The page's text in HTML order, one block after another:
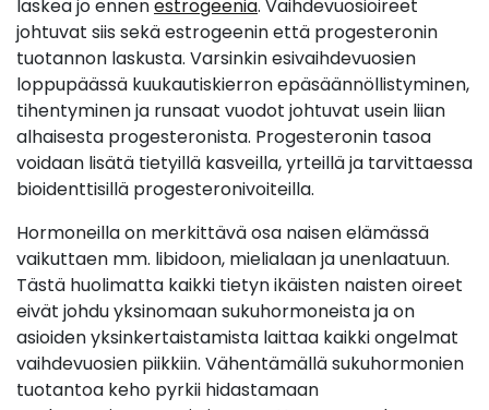
laskea jo ennenestrogeenia. Vaihdevuosioireet
johtuvat siis sekä estrogeenin että progesteronin
tuotannon laskusta. Varsinkin esivaihdevuosien
loppupäässä kuukautiskierron epäsäännöllistyminen,
tihentyminen ja runsaat vuodot johtuvat usein liian
alhaisesta progesteronista. Progesteronin tasoa
voidaan lisätä tietyillä kasveilla, yrteillä ja tarvittaessa
bioidenttisillä progesteronivoiteilla.
Hormoneilla on merkittävä osa naisen elämässä
vaikuttaen mm. libidoon, mielialaan ja unenlaatuun.
Tästä huolimatta kaikki tietyn ikäisten naisten oireet
eivät johdu yksinomaan sukuhormoneista ja on
asioiden yksinkertaistamista laittaa kaikki ongelmat
vaihdevuosien piikkiin. Vähentämällä sukuhormonien
tuotantoa keho pyrkii hidastamaan